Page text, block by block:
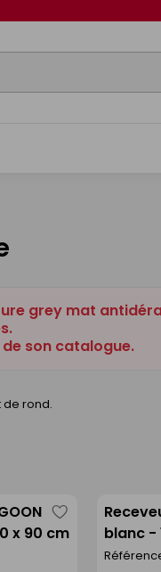
grey mat
son catalogue.
rond.
x 90 cm
Enregistrer
commeblanc -